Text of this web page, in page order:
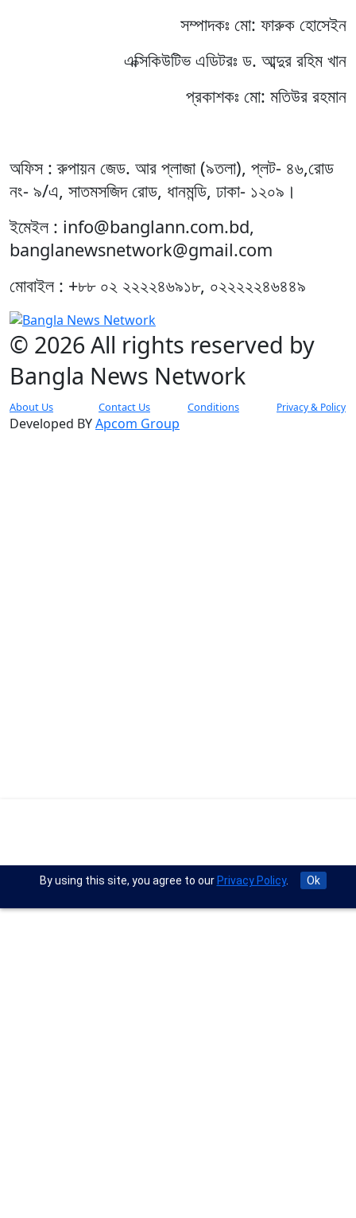
সম্পাদকঃ মো: ফারুক হোসেইন
এক্সিকিউটিভ এডিটরঃ ড. আব্দুর রহিম খান
প্রকাশকঃ মো: মতিউর রহমান
অফিস : রুপায়ন জেড. আর প্লাজা (৯তলা), প্লট- ৪৬,রোড
নং- ৯/এ, সাতমসজিদ রোড, ধানমন্ডি, ঢাকা- ১২০৯।
ইমেইল : info@banglann.com.bd,
banglanewsnetwork@gmail.com
মোবাইল : +৮৮ ০২ ২২২২৪৬৯১৮, ০২২২২২৪৬৪৪৯
© 2026 All rights reserved by
Bangla News Network
About Us Contact Us Conditions Privacy & Policy
Developed BYApcom Group
By using this site, you agree to ourPrivacy Policy. Ok